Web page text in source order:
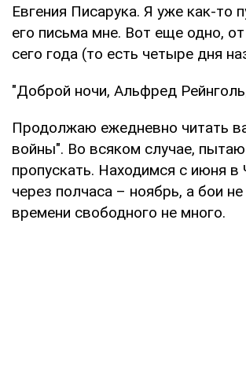
Евгения Писарука. Я уже как-то
его письма мне. Вот еще одно,
сего года (то есть четыре дня
"Доброй ночи, Альфред
Продолжаю ежедневно читать
войны". Во всяком случае,
пропускать. Находимся с июня в
через полчаса – ноябрь, а бои
времени свободного не много.